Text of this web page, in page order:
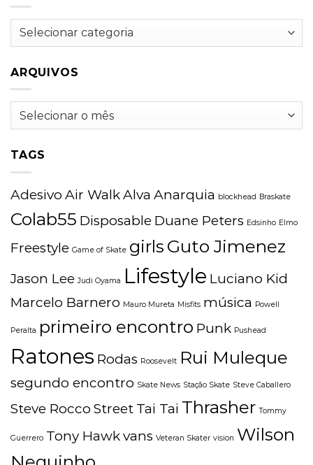
Categorias
ARQUIVOS
Arquivos
TAGS
Adesivo Air WalkAlva Anarquia blockhead Braskate
Colab55 Disposable Duane Peters Edsinho Elmo
Freestyle Game of Skate girls Guto Jimenez
Jason Lee Judi Oyama Lifestyle Luciano Kid
Marcelo Barnero Mauro Mureta Misfits música Powell
Peralta primeiro encontro Punk Pushead
Ratones Rodas Roosevelt Rui Muleque
segundo encontro Skate News Stação Skate Steve Caballero
Steve Rocco Street Tai Tai Thrasher Tommy
Guerrero Tony Hawkvans Veteran Skater vision Wilson